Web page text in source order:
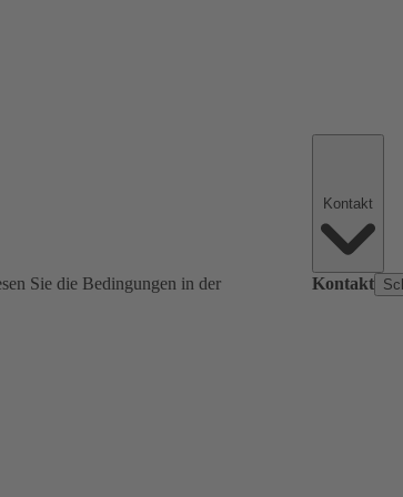
Sie die Bedingungen in der
Kontakt